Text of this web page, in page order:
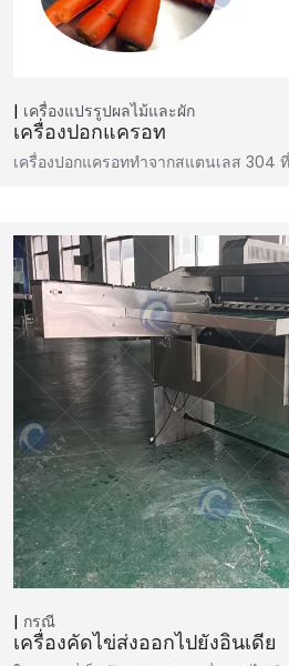
เครื่องแปรรูปผลไม้และผัก
เครื่องปอกแครอท
เครื่องปอกแครอททำจากสแตนเลส 304
กรณี
เครื่องคัดไข่ส่งออกไปยังอินเดีย